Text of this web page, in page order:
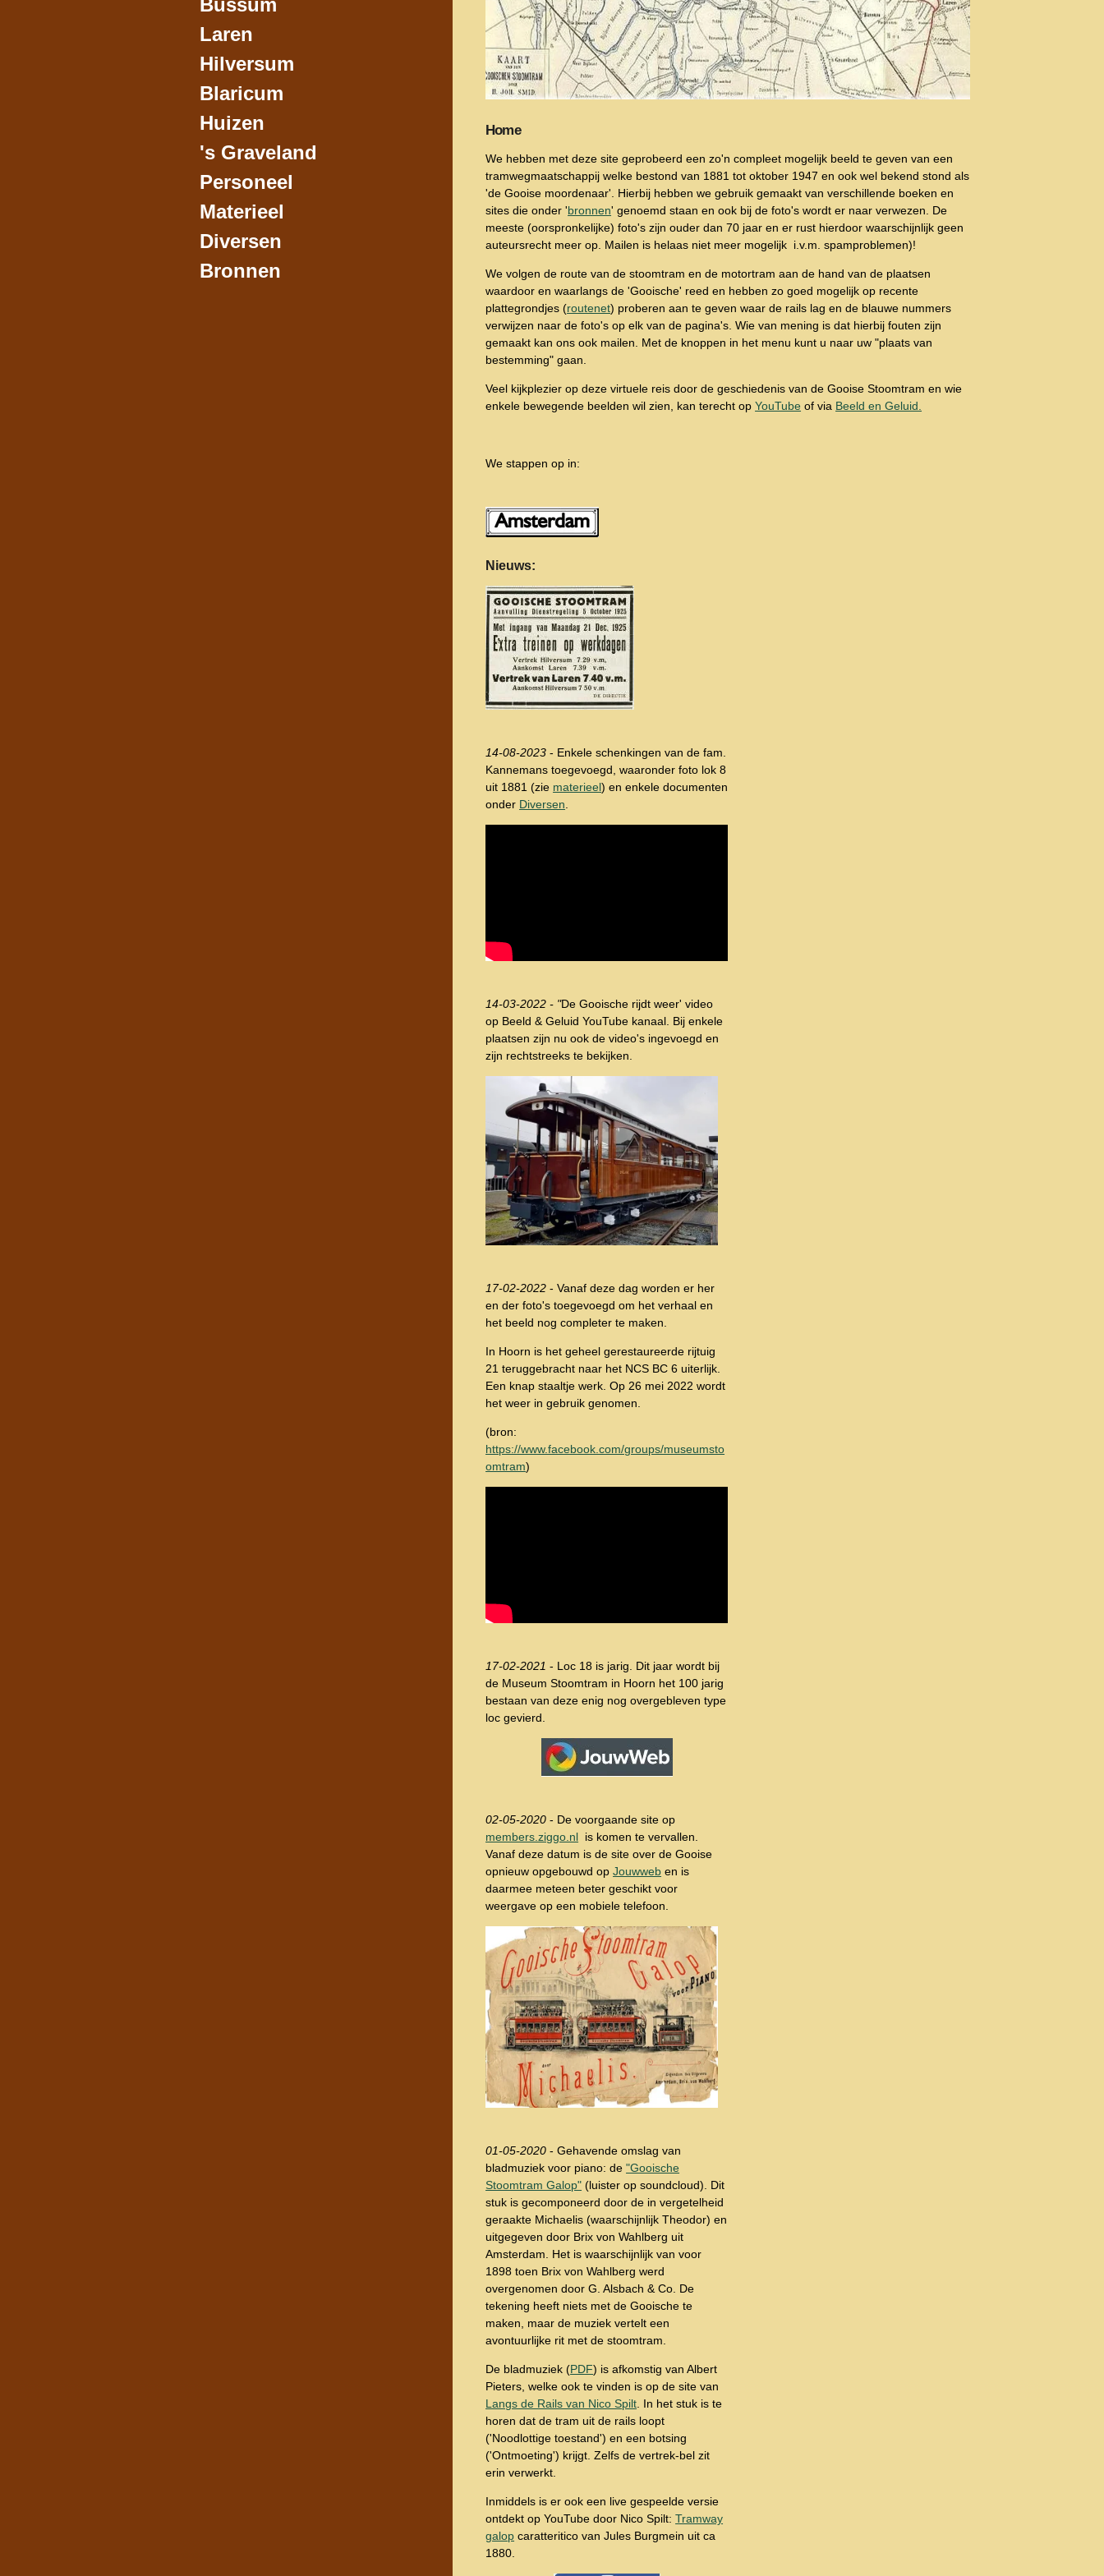
Home
We hebben met deze site geprobeerd een zo'n compleet mogelijk beeld te geven van een
tramwegmaatschappij welke bestond van 1881 tot oktober 1947 en ook wel bekend stond als
'de Gooise moordenaar'. Hierbij hebben we gebruik gemaakt van verschillende boeken en
sites die onder 'bronnen' genoemd staan en ook bij de foto's wordt er naar verwezen. De
meeste (oorspronkelijke) foto's zijn ouder dan 70 jaar en er rust hierdoor waarschijnlijk geen
auteursrecht meer op. Mailen is helaas niet meer mogelijk i.v.m. spamproblemen)!
We volgen de route van de stoomtram en de motortram aan de hand van de plaatsen
waardoor en waarlangs de 'Gooische' reed en hebben zo goed mogelijk op recente
plattegrondjes (routenet) proberen aan te geven waar de rails lag en de blauwe nummers
verwijzen naar de foto's op elk van de pagina's. Wie van mening is dat hierbij fouten zijn
gemaakt kan ons ook mailen. Met de knoppen in het menu kunt u naar uw "plaats van
bestemming" gaan.
Veel kijkplezier op deze virtuele reis door de geschiedenis van de Gooise Stoomtram en wie
enkele bewegende beelden wil zien, kan terecht opYouTube of via Beeld en Geluid.
We stappen op in:
Nieuws:
14-08-2023 - Enkele schenkingen van de fam.
Kannemans toegevoegd, waaronder foto lok 8
uit 1881 (zie materieel) en enkele documenten
onder Diversen
14-03-2022 - "De Gooische rijdt weer' video
op Beeld & Geluid YouTube kanaal. Bij enkele
plaatsen zijn nu ook de video's ingevoegd en
zijn rechtstreeks te bekijken.
17-02-2022 - Vanaf deze dag worden er her
en der foto's toegevoegd om het verhaal en
het beeld nog completer te maken.
In Hoorn is het geheel gerestaureerde rijtuig
21 teruggebracht naar het NCS BC 6 uiterlijk.
Een knap staaltje werk. Op 26 mei 2022 wordt
het weer in gebruik genomen.
(bron:
https://www.facebook.com/groups/museumsto
omtram)
17-02-2021 - Loc 18 is jarig. Dit jaar wordt bij
de Museum Stoomtram in Hoorn het 100 jarig
bestaan van deze enig nog overgebleven type
loc gevierd.
02-05-2020 - De voorgaande site op
members.ziggo.nl is komen te vervallen.
Vanaf deze datum is de site over de Gooise
opnieuw opgebouwd opJouwweb en is
daarmee meteen beter geschikt voor
weergave op een mobiele telefoon.
01-05-2020 - Gehavende omslag van
bladmuziek voor piano: de"Gooische
Stoomtram Galop" (luister op soundcloud). Dit
stuk is gecomponeerd door de in vergetelheid
geraakte Michaelis (waarschijnlijk Theodor) en
uitgegeven door Brix von Wahlberg uit
Amsterdam. Het is waarschijnlijk van voor
1898 toen Brix von Wahlberg werd
overgenomen door G. Alsbach & Co. De
tekening heeft niets met de Gooische te
maken, maar de muziek vertelt een
avontuurlijke rit met de stoomtram.
De bladmuziek (PDF) is afkomstig van Albert
Pieters, welke ook te vinden is op de site van
Langs de Rails van Nico Spilt . In het stuk is te
horen dat de tram uit de rails loopt
('Noodlottige toestand') en een botsing
('Ontmoeting') krijgt. Zelfs de vertrek-bel zit
erin verwerkt.
Inmiddels is er ook een live gespeelde versie
ontdekt op YouTube door Nico Spilt:Tramway
galop caratteritico van Jules Burgmein uit ca
1880.
Bussum
Laren
Hilversum
Blaricum
Huizen
's Graveland
Personeel
Materieel
Diversen
Bronnen